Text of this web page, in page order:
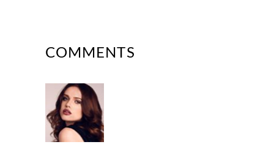
COMMENTS